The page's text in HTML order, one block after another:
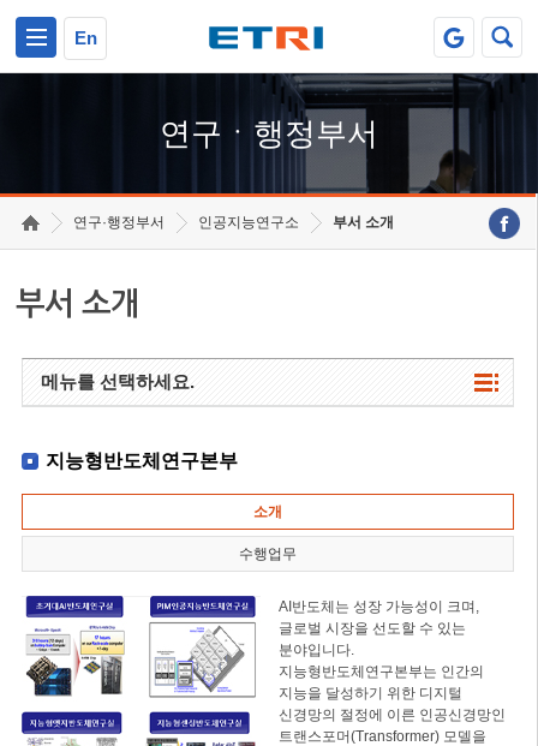
En
연구ㆍ행정부서
연구·행정부서 인공지능연구소 부서 소개
부서 소개
메뉴를 선택하세요.
지능형반도체연구본부
소개
수행업무
AI반도체는 성장 가능성이 크며,
글로벌 시장을 선도할 수 있는
분야입니다.
지능형반도체연구본부는 인간의
지능을 달성하기 위한 디지털
신경망의 절정에 이른 인공신경망인
트랜스포머(Transformer) 모델을